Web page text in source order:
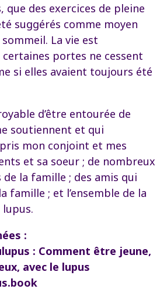
que des exercices de pleine
suggérés comme moyen
La vie est
portes ne cessent
si elles avaient toujours été
d’être entourée de
soutiennent et qui
mon conjoint et mes
et sa soeur ; de nombreux
la famille ; des amis qui
famille ; et l’ensemble de la
:
: Comment être jeune,
avec le lupus